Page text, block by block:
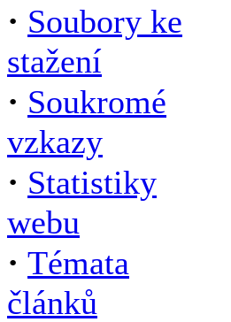
· Soubory ke
stažení
· Soukromé
vzkazy
· Statistiky
webu
· Témata
článků